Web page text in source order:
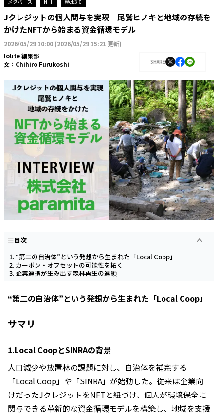
メタバース NFT Web3.0
Jクレジットの個人関与を実現 尾鷲ヒノキと地域の存続を
かけたNFTから始まる資金循環モデル
2026/05/29 10:00 (2026/05/29 15:21 更新)
Iolite 編集部
文： Chihiro Furukoshi SHARE
目次
“第二の自治体”という発想から生まれた「Local Coop」
カーボン・オフセットの可能性を拓く
企業連携が生み出す森林再生の連鎖
“第二の自治体”という発想から生まれた「Local Coop」
サマリ
1.Local CoopとSINRAの背景
人口減少や放置林の課題に対し、自治体を補完する
「Local Coop」や「SINRA」が始動した。従来は企業向
けだったJクレジットをNFTと紐づけ、個人が環境保全に
関与できる革新的な資金循環モデルを構築し、地域を支援